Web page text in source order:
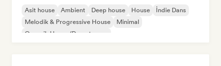
Asit house Ambient Deep house House
İndie Dans
Melodik & Progressive House
Minimal
Organik House/Downtempo